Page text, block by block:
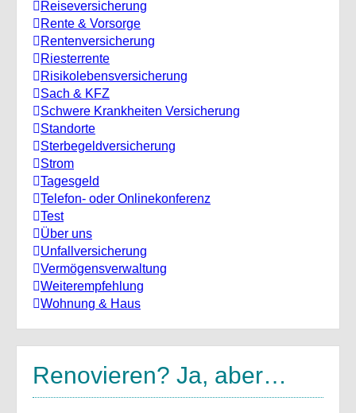
Reiseversicherung
Rente & Vorsorge
Rentenversicherung
Riesterrente
Risikolebensversicherung
Sach & KFZ
Schwere Krankheiten Versicherung
Standorte
Sterbegeldversicherung
Strom
Tagesgeld
Telefon- oder Onlinekonferenz
Test
Über uns
Unfallversicherung
Vermögensverwaltung
Weiterempfehlung
Wohnung & Haus
Renovieren? Ja, aber…